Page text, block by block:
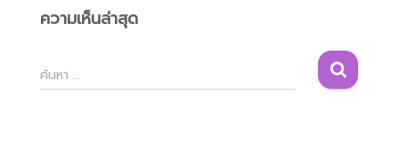
ความเห็นล่าสุด
ค้
น
ค้นหา …